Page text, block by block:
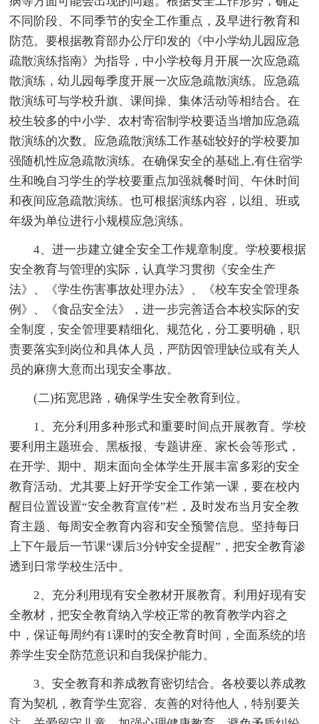
不同阶段、不同季节的安全工作重点，及早进行教育和
防范。要根据教育部办公厅印发的《中小学幼儿园应急
疏散演练指南》为指导，中小学校每月开展一次应急疏
散演练，幼儿园每季度开展一次应急疏散演练。应急疏
散演练可与学校升旗、课间操、集体活动等相结合。在
校生较多的中小学、农村寄宿制学校要适当增加应急疏
散演练的次数。应急疏散演练工作基础较好的学校要加
强随机性应急疏散演练。在确保安全的基础上,有住宿学
生和晚自习学生的学校要重点加强就餐时间、午休时间
和夜间应急疏散演练。也可根据演练内容，以组、班或
年级为单位进行小规模应急演练。
4、进一步建立健全安全工作规章制度。学校要根据
安全教育与管理的实际，认真学习贯彻《安全生产
法》、《学生伤害事故处理办法》、《校车安全管理条
例》、《食品安全法》，进一步完善适合本校实际的安
全制度，安全管理要精细化、规范化，分工要明确，职
责要落实到岗位和具体人员，严防因管理缺位或有关人
员的麻痹大意而出现安全事故。
(二)拓宽思路，确保学生安全教育到位。
1、充分利用多种形式和重要时间点开展教育。学校
要利用主题班会、黑板报、专题讲座、家长会等形式，
在开学、期中、期末面向全体学生开展丰富多彩的安全
教育活动。尤其要上好开学安全工作第一课，要在校内
醒目位置设置“安全教育宣传”栏，及时发布当月安全教
育主题、每周安全教育内容和安全预警信息。坚持每日
上下午最后一节课“课后3分钟安全提醒”，把安全教育渗
透到日常学校生活中。
2、充分利用现有安全教材开展教育。利用好现有安
全教材，把安全教育纳入学校正常的教育教学内容之
中，保证每周约有1课时的安全教育时间，全面系统的培
养学生安全防范意识和自我保护能力。
3、安全教育和养成教育密切结合。各校要以养成教
育为契机，教育学生宽容、友善的对待他人，特别要关